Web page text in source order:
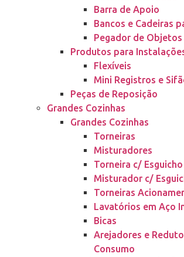
Barra de Apoio
Bancos e Cadeiras
Pegador de Objetos
Produtos para
Flexíveis
Mini Registros e
Peças de Reposição
Grandes Cozinhas
Grandes Cozinhas
Torneiras
Misturadores
Torneira c/
Misturador c/
Torneiras
Lavatórios em Aço
Bicas
Arejadores e
Consumo